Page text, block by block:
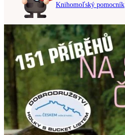
Knihomoľský pomocník